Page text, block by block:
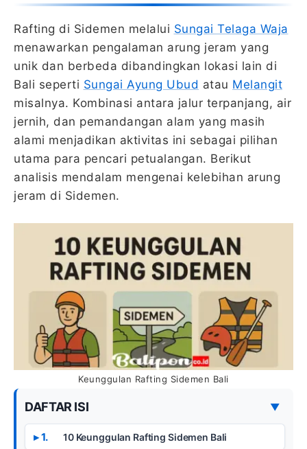
Rafting di Sidemen melalui Sungai Telaga Waja
menawarkan pengalaman arung jeram yang
unik dan berbeda dibandingkan lokasi lain di
Bali seperti Sungai Ayung Ubud atau Melangit
misalnya. Kombinasi antara jalur terpanjang, air
jernih, dan pemandangan alam yang masih
alami menjadikan aktivitas ini sebagai pilihan
utama para pencari petualangan. Berikut
analisis mendalam mengenai kelebihan arung
jeram di Sidemen.
Keunggulan Rafting Sidemen Bali
DAFTAR ISI ▼
10 Keunggulan Rafting Sidemen Bali